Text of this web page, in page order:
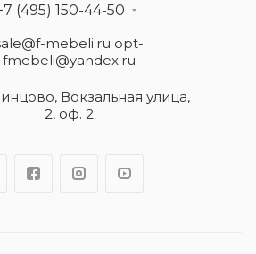
(495) 150-44-50
mebeli.ru opt-
fmebeli@yandex.ru
Вокзальная улица,
2, оф. 2